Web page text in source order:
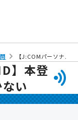
【J:COMパーソナル
】本登
い